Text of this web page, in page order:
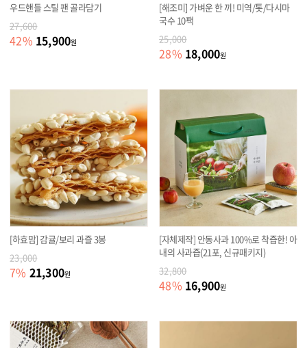
우드핸들 스틸 팬 골라담기
27,600
42% 15,900원
[해조미] 가벼운 한 끼! 미역/톳/다시마
국수 10팩
25,000
28% 18,000원
[하효맘] 감귤/보리 과즐 3봉
23,000
7% 21,300원
[자체제작] 안동사과 100%로 착즙한! 아
내의 사과즙(21포, 신규패키지)
32,800
48% 16,900원